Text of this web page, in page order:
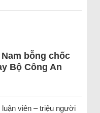
bỗng chốc
Bộ Công An
viên – triệu người